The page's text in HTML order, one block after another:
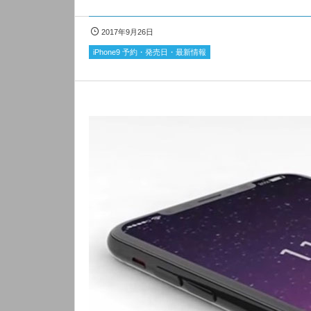
2017年9月26日
iPhone9 予約・発売日・最新情報